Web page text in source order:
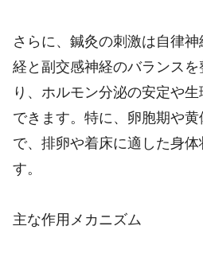
さらに、鍼灸の刺激は自律
経と副交感神経のバランスを
り、ホルモン分泌の安定や
できます。特に、卵胞期や
で、排卵や着床に適した身
す。
主な作用メカニズム